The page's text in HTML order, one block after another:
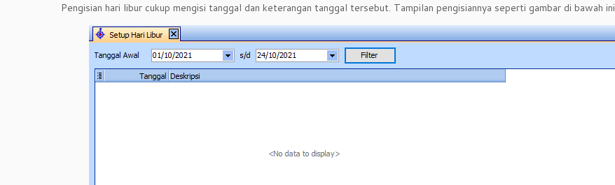
Pengisian hari libur cukup mengisi tanggal dan keterangan tanggal tersebut. Tampilan pengisiannya seperti gambar di bawah ini